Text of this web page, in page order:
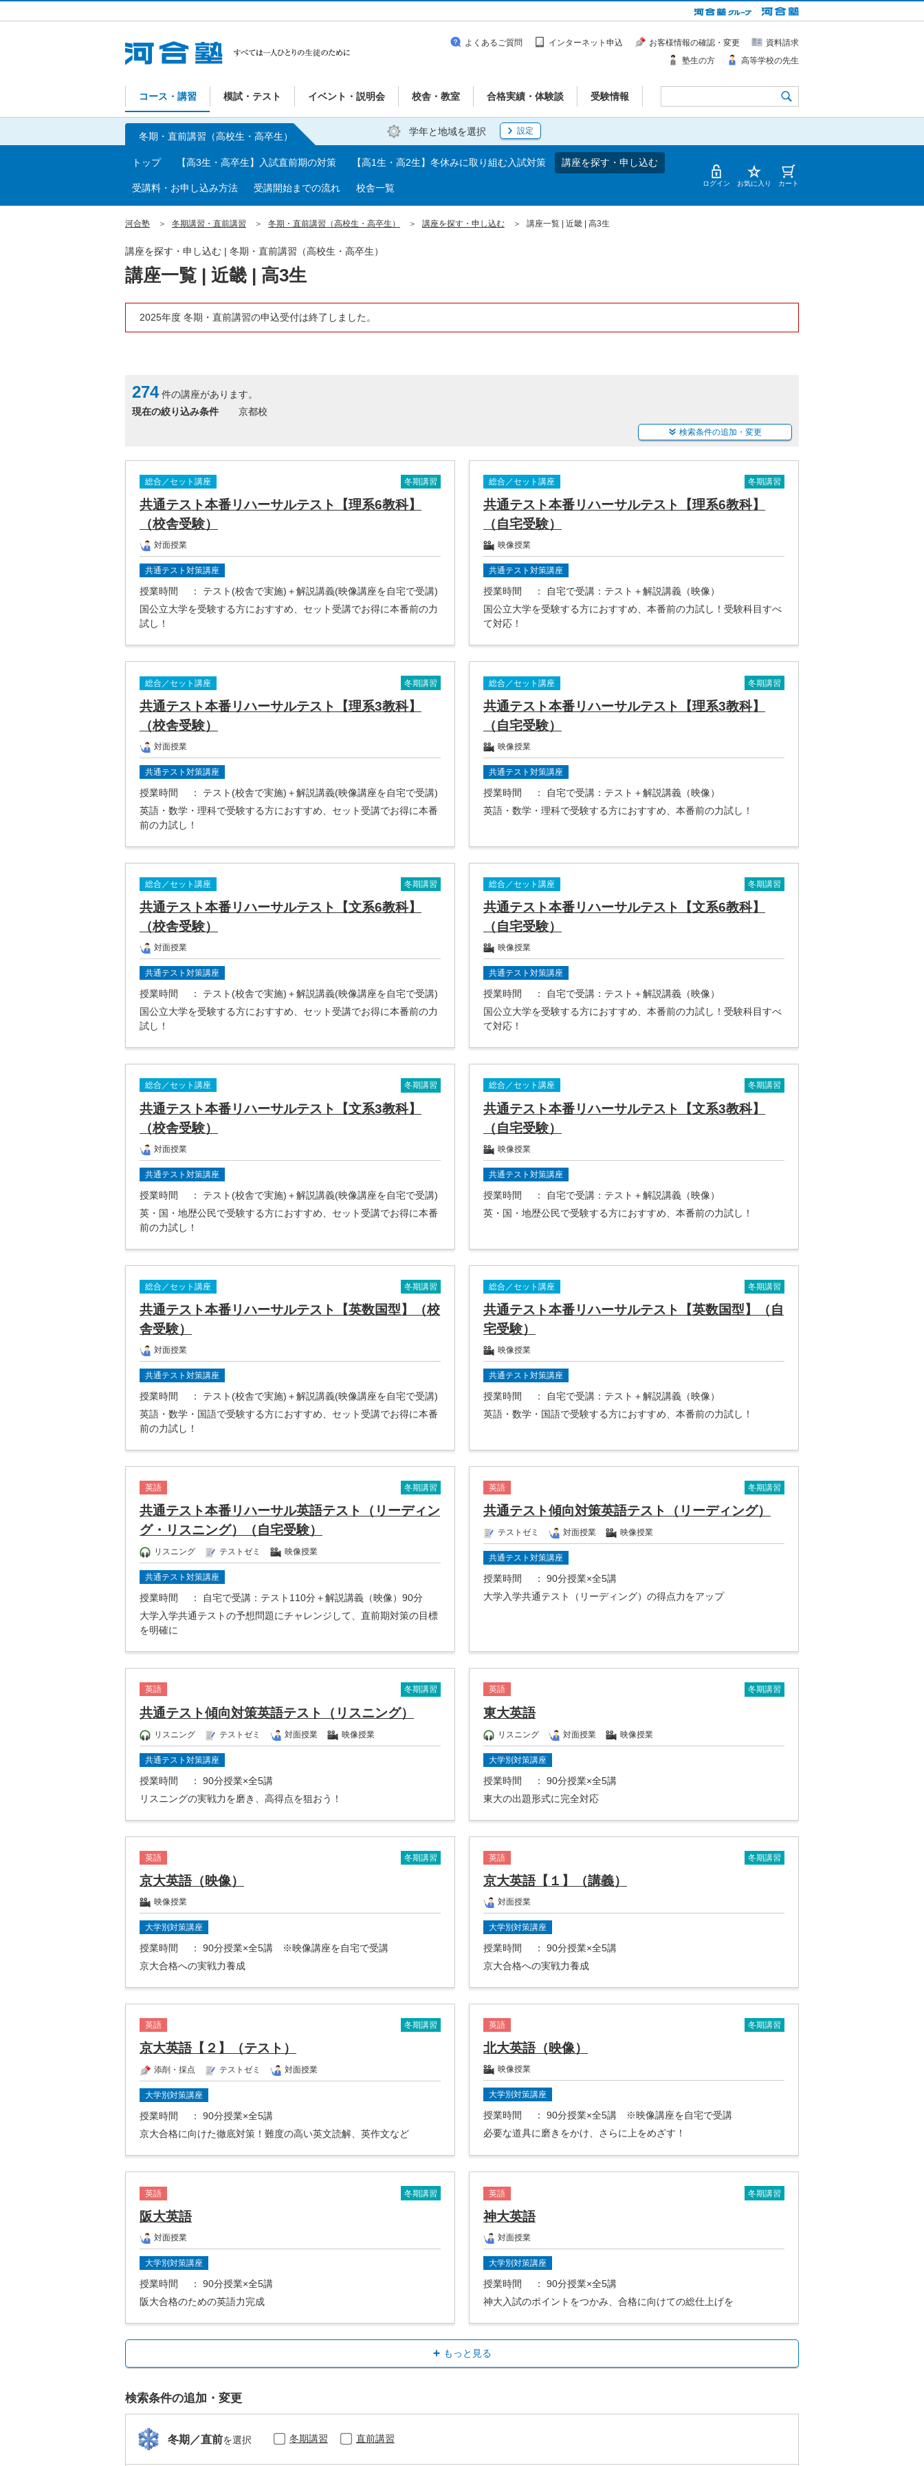
コース・講習 模試・テスト イベント・説明会 校舎・教室 合格実績・体験談 受験情報
よくあるご質問 インターネット申込 お客様情報の確認・変更
資料請求
塾生の方
高等学校の先生
学年と地域を選択 設定
冬期・直前講習（高校生・高卒生）
トップ 【高3生・高卒生】入試直前期の対策 【高1生・高2生】冬休みに取り組む入試対策 講座を探す・申し込む
受講料・お申し込み方法 受講開始までの流れ 校舎一覧 ログイン お気に入り カート
河合塾 冬期講習・直前講習 冬期・直前講習（高校生・高卒生） 講座を探す・申し込む 講座一覧 | 近畿 | 高3生
講座一覧 | 近畿 | 高3生
講座を探す・申し込む | 冬期・直前講習（高校生・高卒生）
2025年度 冬期・直前講習の申込受付は終了しました。
274件の講座があります。
現在の絞り込み条件
京都校
検索条件の追加・変更
総合／セット講座 冬期講習
共通テスト本番リハーサルテスト【理系6教科】
（校舎受験）
対面授業
共通テスト対策講座
授業時間
： テスト(校舎で実施)＋解説講義(映像講座を自宅で受講)
国公立大学を受験する方におすすめ、セット受講でお得に本番前の力
試し！
総合／セット講座 冬期講習
共通テスト本番リハーサルテスト【理系6教科】
（自宅受験）
映像授業
共通テスト対策講座
授業時間
： 自宅で受講：テスト＋解説講義（映像）
国公立大学を受験する方におすすめ、本番前の力試し！受験科目すべ
て対応！
総合／セット講座 冬期講習
共通テスト本番リハーサルテスト【理系3教科】
（校舎受験）
対面授業
共通テスト対策講座
授業時間
： テスト(校舎で実施)＋解説講義(映像講座を自宅で受講)
英語・数学・理科で受験する方におすすめ、セット受講でお得に本番
前の力試し！
総合／セット講座 冬期講習
共通テスト本番リハーサルテスト【理系3教科】
（自宅受験）
映像授業
共通テスト対策講座
授業時間
： 自宅で受講：テスト＋解説講義（映像）
英語・数学・理科で受験する方におすすめ、本番前の力試し！
総合／セット講座 冬期講習
共通テスト本番リハーサルテスト【文系6教科】
（校舎受験）
対面授業
共通テスト対策講座
授業時間
： テスト(校舎で実施)＋解説講義(映像講座を自宅で受講)
国公立大学を受験する方におすすめ、セット受講でお得に本番前の力
試し！
総合／セット講座 冬期講習
共通テスト本番リハーサルテスト【文系6教科】
（自宅受験）
映像授業
共通テスト対策講座
授業時間
： 自宅で受講：テスト＋解説講義（映像）
国公立大学を受験する方におすすめ、本番前の力試し！受験科目すべ
て対応！
総合／セット講座 冬期講習
共通テスト本番リハーサルテスト【文系3教科】
（校舎受験）
対面授業
共通テスト対策講座
授業時間
： テスト(校舎で実施)＋解説講義(映像講座を自宅で受講)
英・国・地歴公民で受験する方におすすめ、セット受講でお得に本番
前の力試し！
総合／セット講座 冬期講習
共通テスト本番リハーサルテスト【文系3教科】
（自宅受験）
映像授業
共通テスト対策講座
授業時間
： 自宅で受講：テスト＋解説講義（映像）
英・国・地歴公民で受験する方におすすめ、本番前の力試し！
総合／セット講座 冬期講習
共通テスト本番リハーサルテスト【英数国型】（校
舎受験）
対面授業
共通テスト対策講座
授業時間
： テスト(校舎で実施)＋解説講義(映像講座を自宅で受講)
英語・数学・国語で受験する方におすすめ、セット受講でお得に本番
前の力試し！
総合／セット講座 冬期講習
共通テスト本番リハーサルテスト【英数国型】（自
宅受験）
映像授業
共通テスト対策講座
授業時間
： 自宅で受講：テスト＋解説講義（映像）
英語・数学・国語で受験する方におすすめ、本番前の力試し！
英語 冬期講習
共通テスト本番リハーサル英語テスト（リーディン
グ・リスニング）（自宅受験）
リスニング テストゼミ 映像授業
共通テスト対策講座
授業時間
： 自宅で受講：テスト110分＋解説講義（映像）90分
大学入学共通テストの予想問題にチャレンジして、直前期対策の目標
を明確に
英語 冬期講習
共通テスト傾向対策英語テスト（リーディング）
テストゼミ 対面授業 映像授業
共通テスト対策講座
授業時間
： 90分授業×全5講
大学入学共通テスト（リーディング）の得点力をアップ
英語 冬期講習
共通テスト傾向対策英語テスト（リスニング）
リスニング テストゼミ 対面授業 映像授業
共通テスト対策講座
授業時間
： 90分授業×全5講
リスニングの実戦力を磨き、高得点を狙おう！
英語 冬期講習
東大英語
リスニング 対面授業 映像授業
大学別対策講座
授業時間
： 90分授業×全5講
東大の出題形式に完全対応
英語 冬期講習
京大英語（映像）
映像授業
大学別対策講座
授業時間
： 90分授業×全5講 ※映像講座を自宅で受講
京大合格への実戦力養成
英語 冬期講習
京大英語【１】（講義）
対面授業
大学別対策講座
授業時間
： 90分授業×全5講
京大合格への実戦力養成
英語 冬期講習
京大英語【２】（テスト）
添削・採点 テストゼミ 対面授業
大学別対策講座
授業時間
： 90分授業×全5講
京大合格に向けた徹底対策！難度の高い英文読解、英作文など
英語 冬期講習
北大英語（映像）
映像授業
大学別対策講座
授業時間
： 90分授業×全5講 ※映像講座を自宅で受講
必要な道具に磨きをかけ、さらに上をめざす！
英語 冬期講習
阪大英語
対面授業
大学別対策講座
授業時間
： 90分授業×全5講
阪大合格のための英語力完成
英語 冬期講習
神大英語
対面授業
大学別対策講座
授業時間
： 90分授業×全5講
神大入試のポイントをつかみ、合格に向けての総仕上げを
もっと見る
検索条件の追加・変更
冬期／直前を選択 冬期講習 直前講習